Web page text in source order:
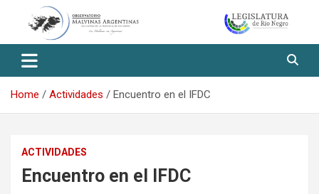
Observatorio Malvinas – Río
Negro
Home Actividades Encuentro en el IFDC
ACTIVIDADES
Encuentro en el IFDC